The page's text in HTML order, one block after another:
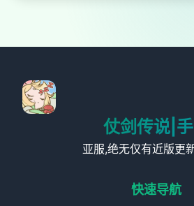
仗剑传说|
亚服,绝无仅有近版更
快速导航